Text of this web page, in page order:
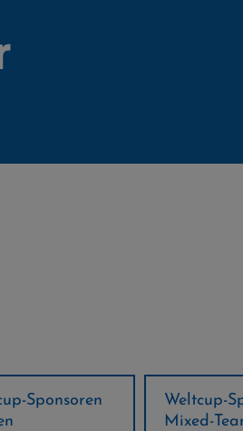
Sponsoren
Team
Regions-